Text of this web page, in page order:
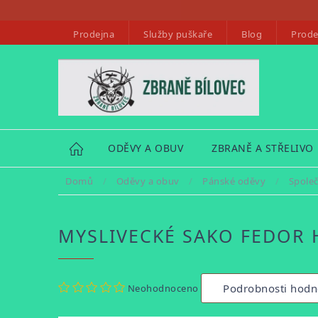
Prodejna Služby puškaře Blog
HOME ODĚVY A OBUV ZBRANĚ A STŘELIVO
Domů / Oděvy a obuv / Pánské oděvy /
MYSLIVECKÉ SAKO FEDOR
hodnocení
Neohodnoceno Podrobnosti